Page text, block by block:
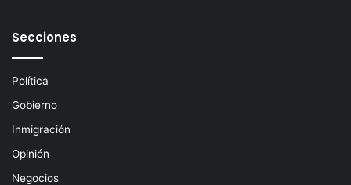
Secciones
Política
Gobierno
Inmigración
Opinión
Negocios